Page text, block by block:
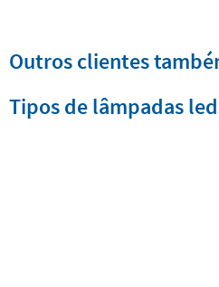
Outros clientes
Tipos de lâmpadas